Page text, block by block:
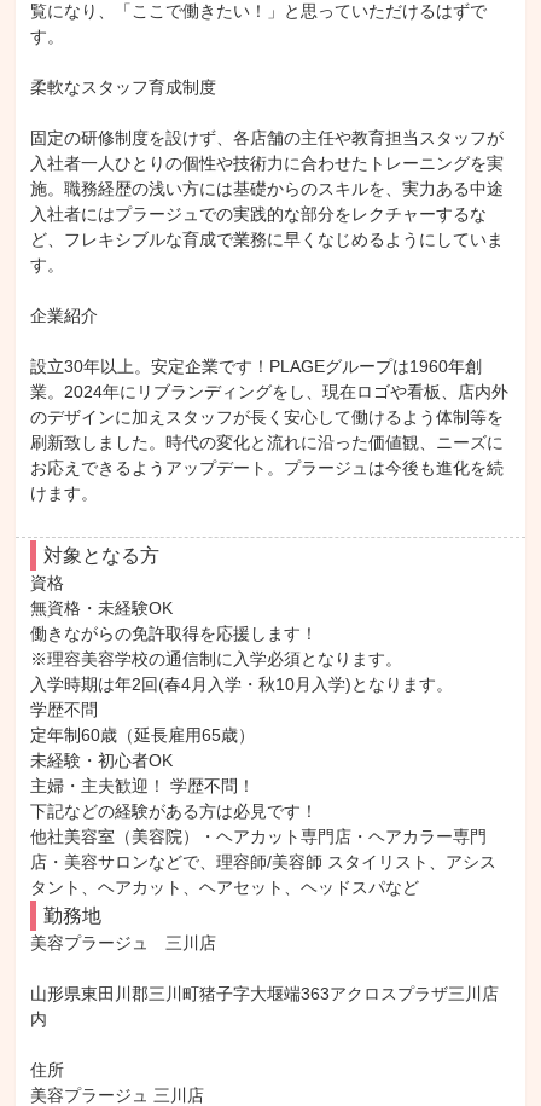
覧になり、「ここで働きたい！」と思っていただけるはずで
す。
柔軟なスタッフ育成制度
固定の研修制度を設けず、各店舗の主任や教育担当スタッフが
入社者一人ひとりの個性や技術力に合わせたトレーニングを実
施。職務経歴の浅い方には基礎からのスキルを、実力ある中途
入社者にはプラージュでの実践的な部分をレクチャーするな
ど、フレキシブルな育成で業務に早くなじめるようにしていま
す。
企業紹介
設立30年以上。安定企業です！PLAGEグループは1960年創
業。2024年にリブランディングをし、現在ロゴや看板、店内外
のデザインに加えスタッフが長く安心して働けるよう体制等を
刷新致しました。時代の変化と流れに沿った価値観、ニーズに
お応えできるようアップデート。プラージュは今後も進化を続
けます。
対象となる方
資格
無資格・未経験OK
働きながらの免許取得を応援します！
※理容美容学校の通信制に入学必須となります。
入学時期は年2回(春4月入学・秋10月入学)となります。
学歴不問
定年制60歳（延長雇用65歳）
未経験・初心者OK
主婦・主夫歓迎！ 学歴不問！
下記などの経験がある方は必見です！
他社美容室（美容院）・ヘアカット専門店・ヘアカラー専門
店・美容サロンなどで、理容師/美容師 スタイリスト、アシス
タント、ヘアカット、ヘアセット、ヘッドスパなど
勤務地
美容プラージュ　三川店
山形県東田川郡三川町猪子字大堰端363アクロスプラザ三川店
内
住所
美容プラージュ 三川店